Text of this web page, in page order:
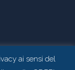
ai sensi del